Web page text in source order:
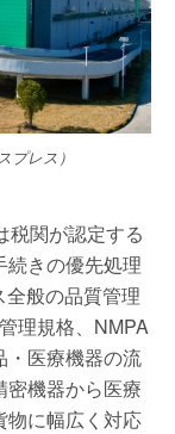
プレス）
税関が認定する
きの優先処理
般の品質管理
理規格、NMPA
・医療機器の流
機器から医療
物に幅広く対応